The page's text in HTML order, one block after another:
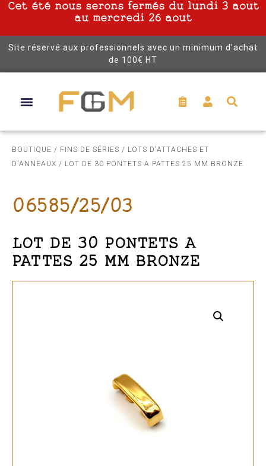
Cet été nous serons fermés du lundi 3 aout
au mercredi 26 aout
Site réservé aux professionnels avec un minimum d’achat
de 100€ HT
BOUTIQUE / FINS DE SÉRIES / LOTS D'ATTACHES ET
D'ANNEAUX / LOT DE 30 PONTETS A PATTES 25 MM BRONZE
06585/25/03
LOT DE 30 PONTETS A
PATTES 25 MM BRONZE